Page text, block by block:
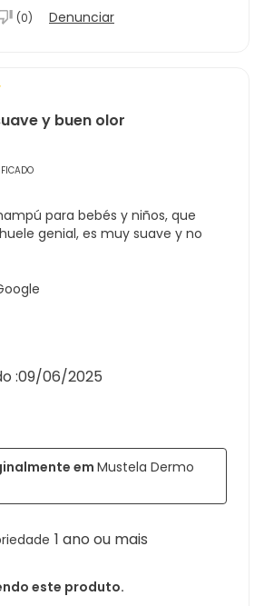
(0) Denunciar
y buen olor
para bebés y niños, que
genial, es muy suave y no
1 ano ou mais
este produto.
:09/06/2025
em Mustela Dermo